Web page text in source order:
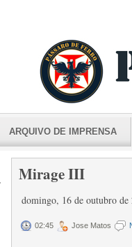
ARQUIVO DE IMPRENSA
Mirage III
domingo, 16 de outubro de
02:45 Jose Matos